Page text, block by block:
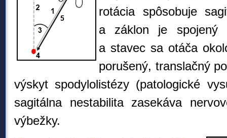
rotácia spôsobuje
a záklon je spojený
a stavec sa otáča
porušený, translačný
výskyt spodylolistézy (patologické
sagitálna nestabilita zasekáva
výbežky.